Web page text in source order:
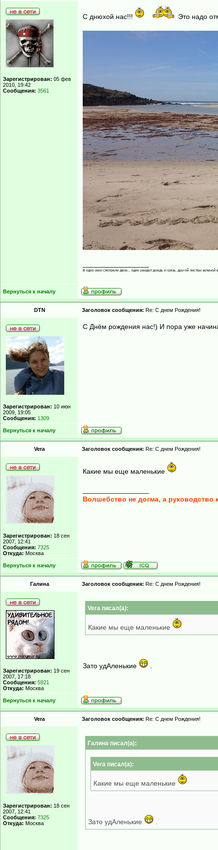
Зарегистрирован: 05 фев
2010, 19:42
Сообщения: 3561
С днюхой нас!!! Это надо
В одно окно смотрели двое... один увидел дождь и грязь, другой листвы
Вернуться к началу
DTN Заголовок сообщения: Re: С днем Рождения!
Зарегистрирован: 10 июн
2009, 19:05
Сообщения: 1309
С Днём рождения нас!) И пора уже
Вернуться к началу
Vera Заголовок сообщения: Re: С днем Рождения!
Зарегистрирован: 18 сен
2007, 12:41
Сообщения: 7325
Откуда: Москва
Какие мы еще маленькие
Волшебство не догма, а руководство
Вернуться к началу
Гaлинa Заголовок сообщения: Re: С днем Рождения!
Зарегистрирован: 19 сен
2007, 17:18
Сообщения: 5921
Откуда: Москва
Vera писал(а):
Какие мы еще маленькие
Зато удАленькие
Вернуться к началу
Vera Заголовок сообщения: Re: С днем Рождения!
Зарегистрирован: 18 сен
2007, 12:41
Сообщения: 7325
Откуда: Москва
Гaлинa писал(а):
Vera писал(а):
Какие мы еще маленькие
Зато удАленькие